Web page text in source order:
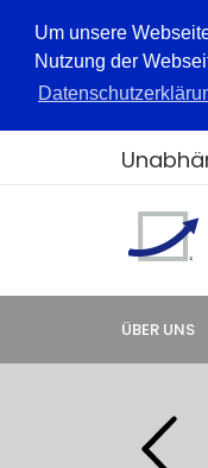
Um unsere
Nutzung der
ÜBER UNS